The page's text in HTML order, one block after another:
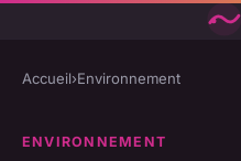
Accueil›Environnement
ENVIRONNEMENT